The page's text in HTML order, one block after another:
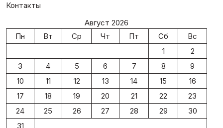
Контакты
Август 2026
Пн
Вт Ср Чт Пт Сб
Вс
1
2
3
4 5 6 7 8
9
10
11 12 13 14 15
16
17
18 19 20 21 22
23
24
25 26 27 28 29
30
31